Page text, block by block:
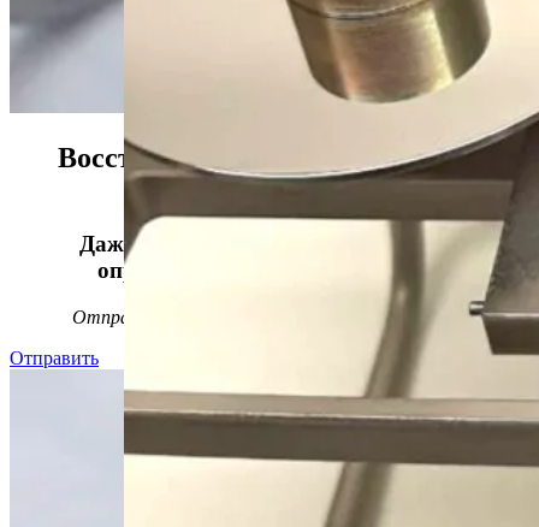
Восстанавливаем данные в 98%
случаев!
Даже, если носитель информации не
определяется, стучит или пищит.
Отправьте заявку на
диагностику
Отправить